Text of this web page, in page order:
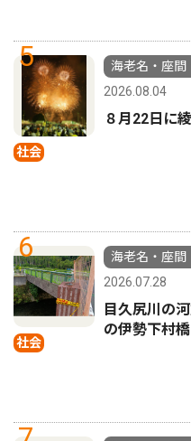
5
社会
海老名・座間
2026.08.04
８月22日に
6
社会
海老名・座間
2026.07.28
目久尻川の
の伊勢下村橋